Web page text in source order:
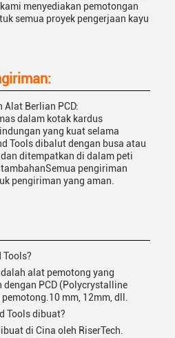
menyediakan pemotongan
semua proyek pengerjaan kayu
Alat Berlian PCD:
dalam kotak kardus
yang kuat selama
Tools dibalut dengan busa atau
ditempatkan di dalam peti
pengiriman
pengiriman yang aman.
Tools?
alat pemotong yang
dengan PCD (Polycrystalline
mm, 12mm, dll.
Tools dibuat?
di Cina oleh RiserTech.